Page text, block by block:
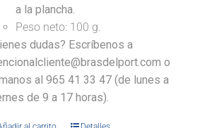
a la plancha.
Peso neto: 100 g.
dudas? Escríbenos a
o
al 965 41 33 47 (de lunes a
de 9 a 17 horas).